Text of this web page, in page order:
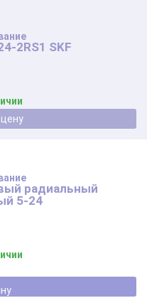
2RS1 SKF
Уточнить цену
радиальный
5-24